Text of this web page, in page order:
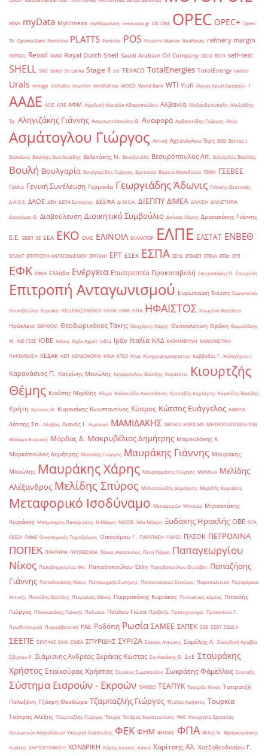
MWh myData Mytilineos myΘέρμανση newsauto.gr OIL ONE OPEC OPEC+ Open
TV Optima Bank Petrolina PLATTS Porsche POS Prudent Warrior RealNews refinery margin
REPSOL Revoil RMM Royal Dutch Shell Saudi Arabian Oil Company SECU-TECH self-test
SHELL SKG Sokol Sri Lanka Stage II sts TEXACO TotalEnergies TotalEnergy twitter
Urals vintage Viohalco voucher windfall tax WOOD World Bank WTI Yiufi «Άγιος Χριστόφορος» ΄1
ΑΑΔΕ ΑΟΖ ΑΠΕ ΑΦΜ Αγγελική Ναταλία Αδαμοπούλου Αλβανία Αλεξανδρούπολη Αλεξιάδης
Τρ. Αληγιζάκης Γιάννης Αναγνωστόπουλος Θ. Αναφορά Αρβανιτίδης Γιώργος Ασία
Ασμάτογλου Γιώργος Αττική Αχτσιόγλου Έφη ΒΕΘ Βέττας Ι.
Βαλκάνια Βασίλης Βασιλειάδης Βελετάκης Ν. Βενεζουέλα Βεσυρόπουλος Απ. Βιλιάρδος Βασίλης
Βουλή Βουλγαρία Βουλγαρίδης Γιώργος Βρετανία Βόρεια Μακεδονία ΓΕΜΗ ΓΣΕΒΕΕ
Γαλλία Γενική Συνέλευση Γερμανία Γεωργιάδης Άδωνις Γιάννης Θεοτοκάς
Δ.Α.Ο.Ε. ΔΑΟΕ ΔΕΗ ΔΕΠΑ Εμπορίας ΔΕΣΦΑ ΔΙ.Μ.Ε.Α. ΔΙΕΠΠΥ ΔΙΜΕΑ ΔΙΥΛΙΣΗ ΔΙΥΛΙΣΤΗΡΙΑ
Δαγούμας Θ. Διαβούλευση Διοικητικό Συμβούλιο Δούκας Χάρης Δρακακάκης Γιάννης
Ε.Ε. ΕΒΕΠ ΕΕ ΕΕΑ ΕΚΟ ΕΛΑΣ ΕΛΙΝΟΙΛ ΕΛΛΑΚΤΩΡ ΕΛΠΕ ΕΛΣΤΑΤ ΕΝΒΕΘ
ΕΠΑΝΤ ΕΠΙΤΡΟΠΗ ΑΝΤΑΓΩΝΙΣΜΟΥ ΕΡΓΑΝΗ ΕΡΤ ΕΣΕΚ ΕΣΠΑ ΕΣΥΔ ΕΤΕΑΕΠ ΕΤΕΚΑ ΕΤΕπ ΕΥΠ
ΕΦΚ ΕΦΚΑ Ελλάδα Ενέργεια Επιστρεπτέα Προκαταβολή Επιτροπάκης Π. Επιτροπή
Επιτροπή Ανταγωνισμού Ευρωπαϊκή Ένωση Ευρωπαϊκό
Κοινοβούλιο Ευρώπη ΗELLENiQ ENERGY ΗΛΕΙΑ ΗΜΑ ΗΠΑ ΗΦΑΙΣΤΟΣ Ηνωμένο Βασίλειο
Ηράκλειο ΘΕΡΜΟΙΛ Θεοδωρικάκος Τάκης Θεοχάρης Χάρης Θεσσαλονίκη Θράκη Θωμαδάκης
Μ. ΙΝΕ-ΓΣΕΕ ΙΟΒΕ Ικόνιο Ιλχάν Αχμέτ Ινδία Ιράν Ιταλία ΚΑΔ ΚΑΘΗΜΕΡΙΝΗ ΚΑΝΟΝΙΣΤΙΚΗ
ΠΑΡΕΜΒΑΣΗ ΚΕΔΑΚ ΚΕΠ ΚΕΡΔΟΦΟΡΙΑ ΚΙΝΑ ΚΤΕΟ Κίνα Κίνημα Δημοκρατίας Καββαθάς Γ. Καλογήρου Ι.
Καρανάσιος Π. Κατρίνης Μανώλης Κεγκέρογλου Βασίλης Κερατσίνι
Κιουρτζής
Θέμης Κιούσης Μιχάλης Κλίμα Κολοκυθάς Αναστάσιος Κονταξής Δημήτρης Κορκίδης Βασίλης
Κρήτη Κρίντας Θ. Κυρανάκης Κωνσταντίνος Κύπρος Κώτσος Ευάγγελος ΛΙΒΕΡΙΑ
Λάτσης Σπ. Λέσβος Λιανός Ι. Λιμενικό ΜΑΜΙΔΑΚΗΣ ΜΕΛΚΟ ΜΕΡΙΣΜΑ ΜΗΤΡΩΟ ΑΠΟΒΛΗΤΩΝ
Μάλαμα Κυριακή Μάρδας Δ. Μακρυβέλιος Δημήτρης Μαμουλάκης Χ.
Μαρκόπουλος Δημήτρης Μασαλής Γιώργος Μαυράκης Γιάννης Μαυράκης
Μανώλης Μαυράκης Χάρης Μαυρομμάτης Γιώργος Μεθάνιο Μελίδης
Αλέξανδρος Μελίδης Σπύρος Μελισσανίδης Δημήτρης Μερελής Κυριάκος
Μεταφορικό Ισοδύναμο Μεταφορών Μητρώο Μητσοτάκης
Κυριάκος Μπόμπορης Παναγιώτης Ν.Μάκρη ΝΑΞΟΣ Νέα Μάκρη Ξυδάκης Ηρακλής ΟΒΕ ΟΓΑ
ΟΟΣΑ ΟΦΑΕ Οικονομικός Ταχυδρόμος Οικονόμου Γ. ΠΑΡΑΤΑΣΗ ΠΑΡΙΣΙ ΠΑΣΟΚ ΠΕΤΡΟΛΙΝΑ
ΠΟΠΕΚ ΠΡΑΤΗΡΙΑ ΠΡΟΘΕΣΜΙΑ Πάνας Απόστολος Πέτη Πέρκα Παπαγεωργίου
Νίκος Παπαδημητρίου Μπ. Παπαδοπούλου Έλλη Παπαδοπούλου Ελισάβετ Παπαζήσης
Γιάννης Παπαθανάσης Νίκος Παπαμιχαήλ Σωτήρης Παπασταύρου Σταύρος Παραπολιτικά Περιφέρεια
Αττικής Πετκίδης Βασίλης Πετραλιάς Θάνος Πιερρακάκης Κυριάκος Πιστωτικές κάρτες Πιτσιλής
Γιώργος Πλακιωτάκης Γιάννης Πολωνία Πούλου Γιώτα Πρέβεζα Πρατηριούχοι Προκοπίου Γ.
Πρωθυπουργό Πυροσβεστική ΡΑΕ Ροδόπη Ρωσία ΣΑΜΕΕ ΣΑΠΕΚ ΣΕΒ ΣΕΒΤ ΣΕΔΕ ΙΙ
ΣΕΕΠΕ ΣΕΥΠΥΚΕ ΣΚΑΙ ΣΜΕΑ ΣΠΥΡΙΔΗΣ ΣΥΡΙΖΑ Σάκκος Αντώνης Σαμόλης Λ. Σαουδική Αραβία
Σβίγκου Ρ. Σιάμισιης Ανδρέας Σκρέκας Κώστας Σκυλακάκης Θ. ΣτΕ Σταυράκης
Χρήστος Σταϊκούρας Χρήστος Στράτος Σιμόπουλος Σωκράτης Φάμελλος Σύνταξη
Σύστημα Εισροών - Εκροών ΤΑΜΕΙΟ ΤΕΑΠΥΚ Ταγαράς Νίκος Ταπρατζή
Πολυξένη Τζάκρη Θεοδώρα Τζαμπαζλής Γιώργος Τζιόλας Χρήστος Τουρκία
Τσίπρας Αλέξης Τσαμπαζλής Γιώργος Τσεχία Τσιάρας Κωνσταντίνος ΥΜΕ Υπουργείο Εργασίας
Κοινωνικών Ασφαλίσεων Υπουργό Ανάπτυξης ΦΕΚ ΦΗΜ ΦΗΜΑΣ ΦΠΑ Φίλης Ν. Φραγκογιάννης
Κώστας ΧΑΡΤΟΓΡΑΦΗΣΗ ΧΟΝΔΡΙΚΗ Χάρης Δούκας Χανιά Χαρίτσης Αλ. Χατζηθεοδοσίου Γ.